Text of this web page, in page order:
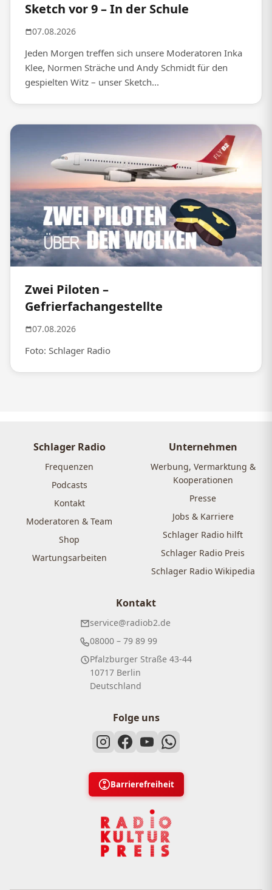
Sketch vor 9 – In der Schule
07.08.2026
Jeden Morgen treffen sich unsere Moderatoren Inka
Klee, Normen Sträche und Andy Schmidt für den
gespielten Witz – unser Sketch...
Zwei Piloten –
Gefrierfachangestellte
07.08.2026
Foto: Schlager Radio
Schlager Radio
Frequenzen
Podcasts
Kontakt
Moderatoren & Team
Shop
Wartungsarbeiten
Unternehmen
Werbung, Vermarktung &
Kooperationen
Presse
Jobs & Karriere
Schlager Radio hilft
Schlager Radio Preis
Schlager Radio Wikipedia
Kontakt
service@radiob2.de
08000 – 79 89 99
Pfalzburger Straße 43-44
10717 Berlin
Deutschland
Folge uns
Barrierefreiheit